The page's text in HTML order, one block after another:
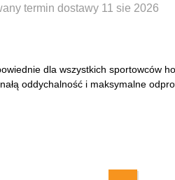
termin dostawy 11 sie 2026
dla wszystkich sportowców
oddychalność i maksymalne